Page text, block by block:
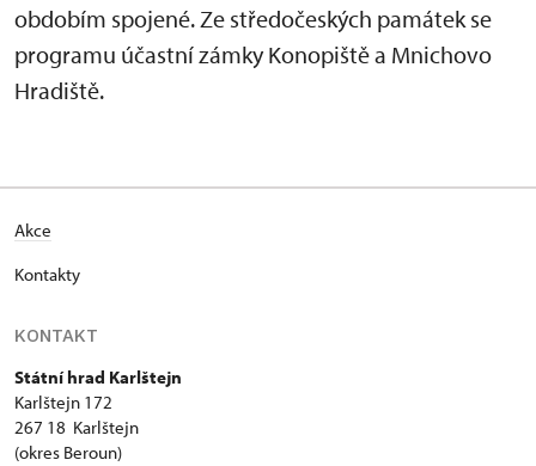
obdobím spojené. Ze středočeských památek se
programu účastní zámky Konopiště a Mnichovo
Hradiště.
Akce
Kontakty
KONTAKT
Státní hrad Karlštejn
Karlštejn 172
267 18 Karlštejn
(okres Beroun)